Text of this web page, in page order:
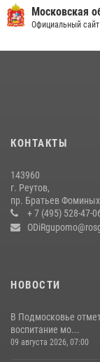
беспилотников в ДНР
22 июля 2026, 14:27
препятствий со
Росгвардейцы
18 июля 2026, 07:03
Московская
Официальный сайт
КОНТАКТЫ
143960
г. Реутов,
пр. Братьев
+ 7 (495) 528-47-
НОВОСТИ
В Подмосковье
воспитание мо...
09 августа 2026, 07:00